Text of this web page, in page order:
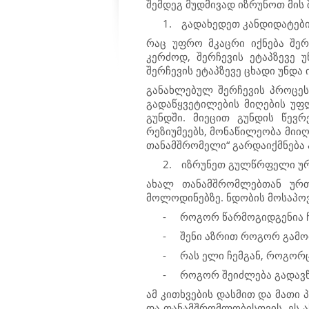
შემდეგ მუდმივად იზრუნოთ მის
1.
გადახედეთ
რაც უფრო მკაცრი იქნება
კერძოდ, შერჩევის ეტაპზევე
შერჩევის ეტაპზევე ცხადი
განახლებულ შერჩევის
გადაწყვეტილების მიღების
გუნდში. მიეცით გუნდის
რეზიუმეებს, მონაწილეობა
თანამშრომელი“
2.
იზრუნეთ გულწრფელი
ახალ თანამშრომლებთან
მოლოდინებზე. ნდობის
-
როგორ წარმოგიდგენია
-
შენი აზრით როგორ
-
რას ელი ჩემგან, როგორც
-
როგორ შეიძლება
ამ კითხვების დასმით და მათი